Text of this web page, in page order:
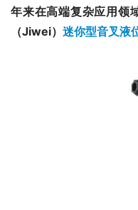
年来在高端复杂应用领
（Jiwei） 迷你型音叉液